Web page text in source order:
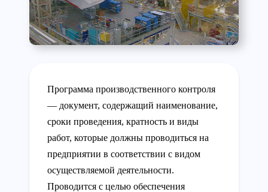
Программа производственного контроля
— документ, содержащий наименование,
сроки проведения, кратность и виды
работ, которые должны проводиться на
предприятии в соответствии с видом
осуществляемой деятельности.
Проводится с целью обеспечения